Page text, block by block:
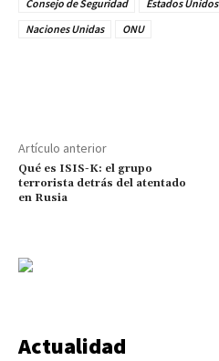
Consejo de Seguridad
Estados Unidos
Naciones Unidas
ONU
Artículo anterior
Qué es ISIS-K: el grupo
terrorista detrás del atentado
en Rusia
Actualidad